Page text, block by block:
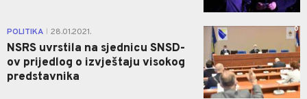
POLITIKA 28.01.2021.
NSRS uvrstila na sjednicu SNSD-
ov prijedlog o izvještaju visokog
predstavnika
0